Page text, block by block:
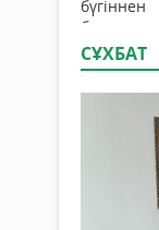
СҰХБАТ